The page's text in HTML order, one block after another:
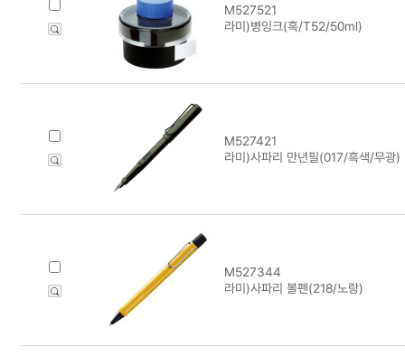
M527521
라미)병잉크(흑/T52/50ml)
M527421
라미)사파리 만년필(017/흑색/무광)
M527344
라미)사파리 볼펜(218/노랑)